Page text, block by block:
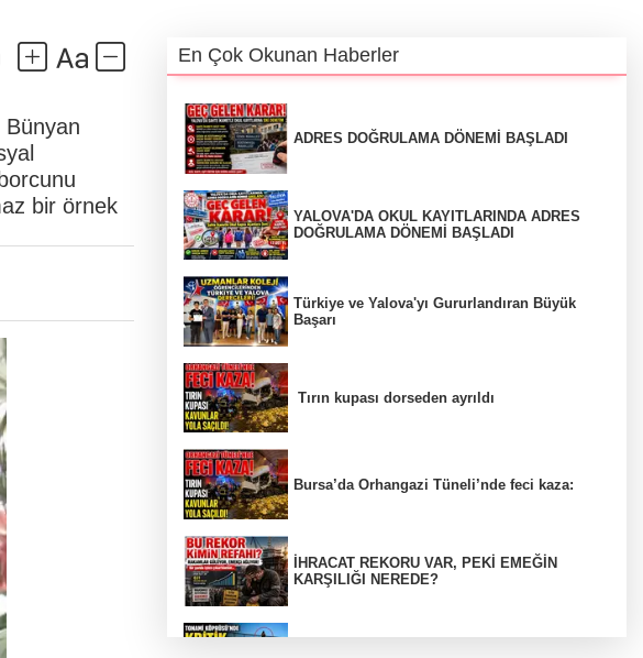
Bünyan
bir örnek
En Çok Okunan Haberler
ADRES DOĞRULAMA DÖNEMİ BAŞLADI
YALOVA'DA OKUL KAYITLARINDA ADRES
DOĞRULAMA DÖNEMİ BAŞLADI
Türkiye ve Yalova'yı Gururlandıran Büyük
Başarı
Tırın kupası dorseden ayrıldı
Bursa’da Orhangazi Tüneli’nde feci kaza:
İHRACAT REKORU VAR, PEKİ EMEĞİN
KARŞILIĞI NEREDE?